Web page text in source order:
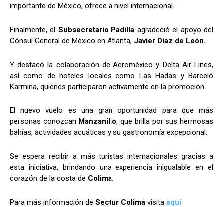
importante de México, ofrece a nivel internacional.
Finalmente, el Subsecretario Padilla agradeció el apoyo del
Cónsul General de México en Atlanta, Javier Díaz de León.
Y destacó la colaboración de Aeroméxico y Delta Air Lines,
así como de hoteles locales como Las Hadas y Barceló
Karmina, quienes participaron activamente en la promoción.
El nuevo vuelo es una gran oportunidad para que más
personas conozcan Manzanillo, que brilla por sus hermosas
bahías, actividades acuáticas y su gastronomía excepcional.
Se espera recibir a más turistas internacionales gracias a
esta iniciativa, brindando una experiencia inigualable en el
corazón de la costa de Colima.
Para más información de Sectur Colima visita aquí